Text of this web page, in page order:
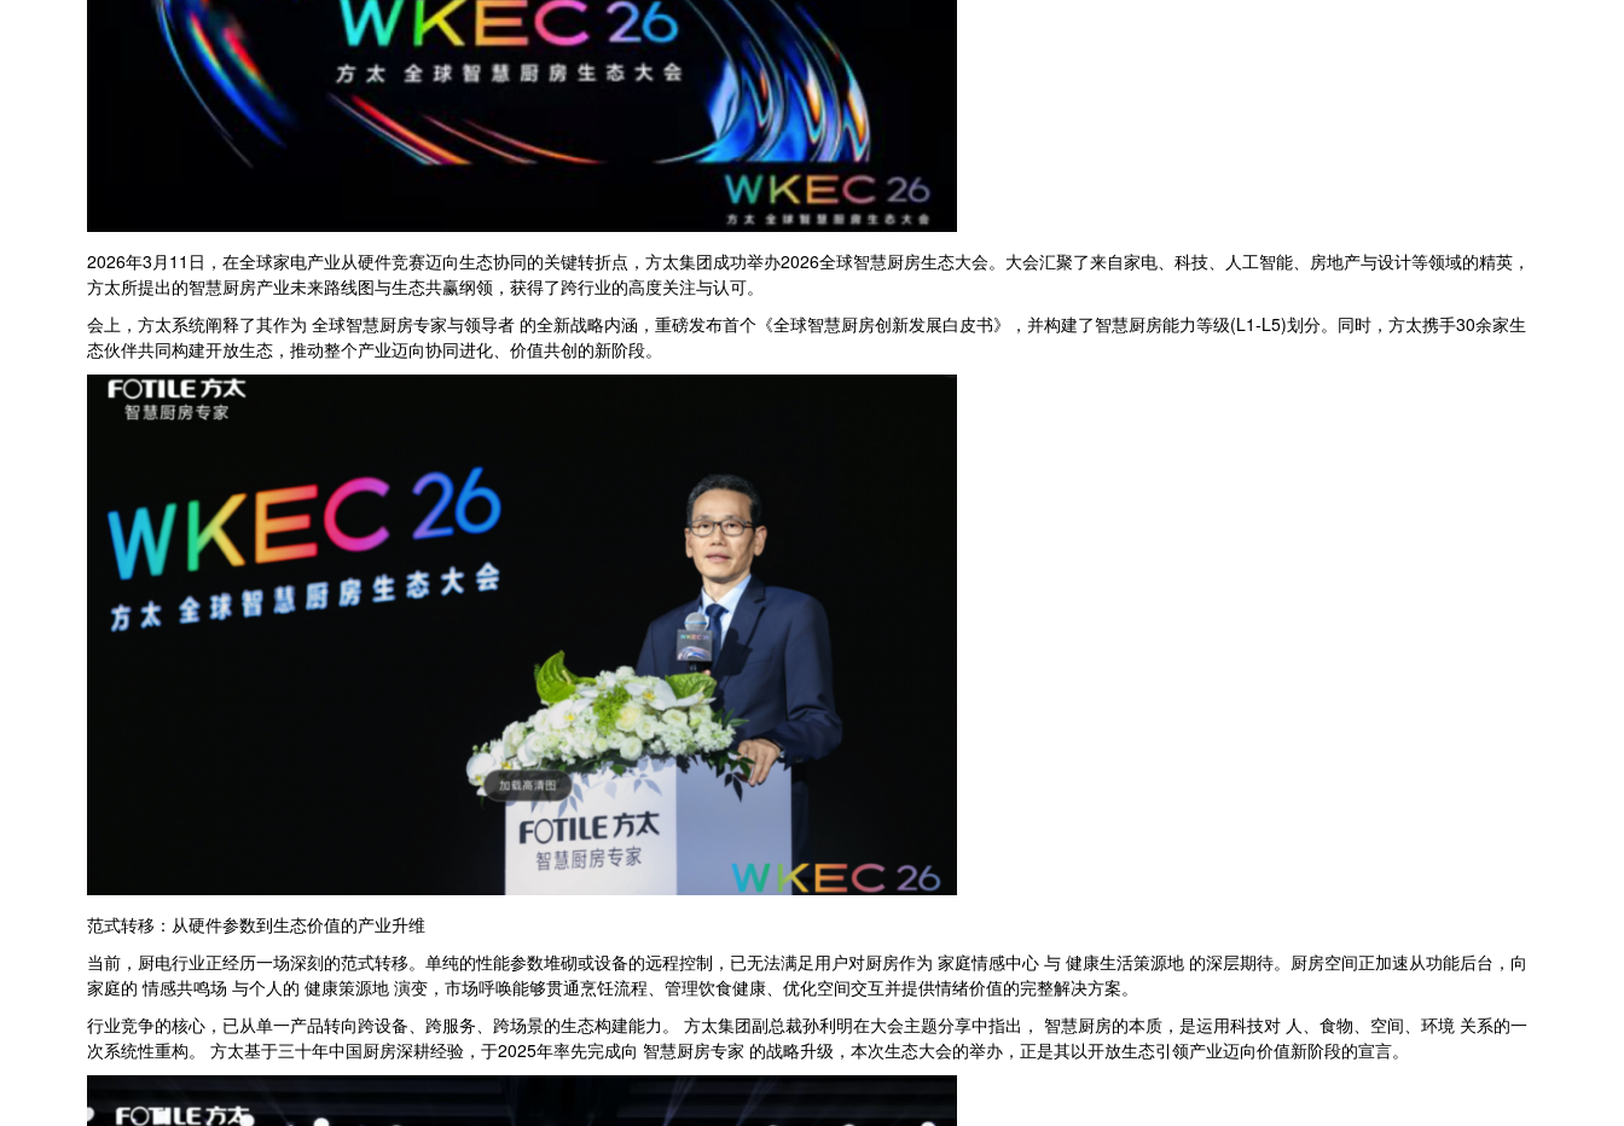
2026年3月11日，在全球家电产业从硬件竞赛迈向生态协同的关键转折点，方太集团成功举办2026全球智慧厨房生态大会。大会汇聚了来自家电、科技、人工智能、房地产与设计等领域的精英，
方太所提出的智慧厨房产业未来路线图与生态共赢纲领，获得了跨行业的高度关注与认可。
会上，方太系统阐释了其作为 全球智慧厨房专家与领导者 的全新战略内涵，重磅发布首个《全球智慧厨房创新发展白皮书》，并构建了智慧厨房能力等级(L1-L5)划分。同时，方太携手30余家生
态伙伴共同构建开放生态，推动整个产业迈向协同进化、价值共创的新阶段。
范式转移：从硬件参数到生态价值的产业升维
当前，厨电行业正经历一场深刻的范式转移。单纯的性能参数堆砌或设备的远程控制，已无法满足用户对厨房作为 家庭情感中心 与 健康生活策源地 的深层期待。厨房空间正加速从功能后台，向
家庭的 情感共鸣场 与个人的 健康策源地 演变，市场呼唤能够贯通烹饪流程、管理饮食健康、优化空间交互并提供情绪价值的完整解决方案。
行业竞争的核心，已从单一产品转向跨设备、跨服务、跨场景的生态构建能力。 方太集团副总裁孙利明在大会主题分享中指出， 智慧厨房的本质，是运用科技对 人、食物、空间、环境 关系的一
次系统性重构。 方太基于三十年中国厨房深耕经验，于2025年率先完成向 智慧厨房专家 的战略升级，本次生态大会的举办，正是其以开放生态引领产业迈向价值新阶段的宣言。